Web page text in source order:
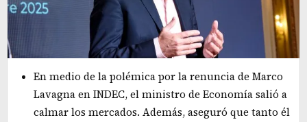
En medio de la polémica por la renuncia de Marco
Lavagna en INDEC, el ministro de Economía salió a
calmar los mercados. Además, aseguró que tanto él